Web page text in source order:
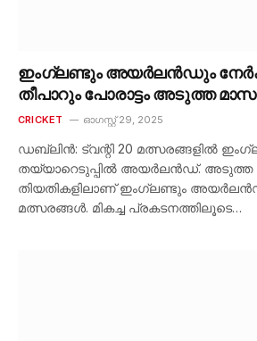
ഇംഗ്ലണ്ടും അയർലൻഡും
തീപാറും പോരാട്ടം അടുത്ത
CRICKET ഓഗസ്റ്റ്‌ 29, 2025
ഡബ്ലിൻ: ട്വന്റി 20 മത്സരങ്ങളിൽ
തയ്യാറെടുപ്പിൽ അയർലൻഡ്. അടുത്ത
തിയതികളിലാണ് ഇംഗ്ലണ്ടും
മത്സരങ്ങൾ. മികച്ച പ്രകടനത്തിലൂടെ…